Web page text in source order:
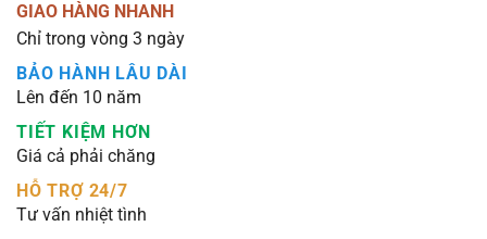
GIAO HÀNG NHANH
Chỉ trong vòng 3 ngày
BẢO HÀNH LÂU DÀI
Lên đến 10 năm
TIẾT KIỆM HƠN
Giá cả phải chăng
HỖ TRỢ 24/7
Tư vấn nhiệt tình